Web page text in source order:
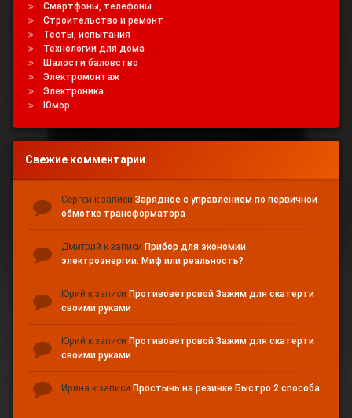
Смартфоны, телефоны
Строительство и ремонт
Тесты, испытания
Технологии для дома
Шалости баловство
Электромонтаж
Электроника
Юмор
Свежие комментарии
Сергей к записи Зарядное с управлением по первичной
обмотке трансформатора
Дмитрий к записи Прибор для экономии
электроэнергии. Миф или реальность?
Юрий к записи Противоветровой Зажим для скатерти
своими руками
Юрий к записи Противоветровой Зажим для скатерти
своими руками
Ирина к записи Простынь на резинке Быстро 2 способа